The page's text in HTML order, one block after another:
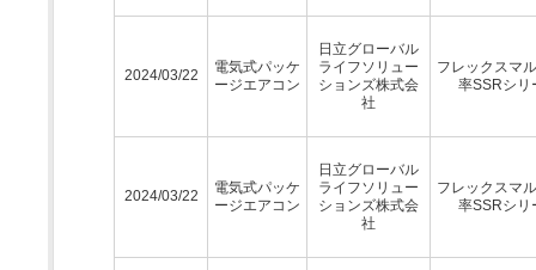
2024/03/22
電気式パッケ
ージエアコン
日立グローバル
ライフソリュー
ションズ株式会
社
フレックスマ
率SSRシリ
2024/03/22
電気式パッケ
ージエアコン
日立グローバル
ライフソリュー
ションズ株式会
社
フレックスマ
率SSRシリ